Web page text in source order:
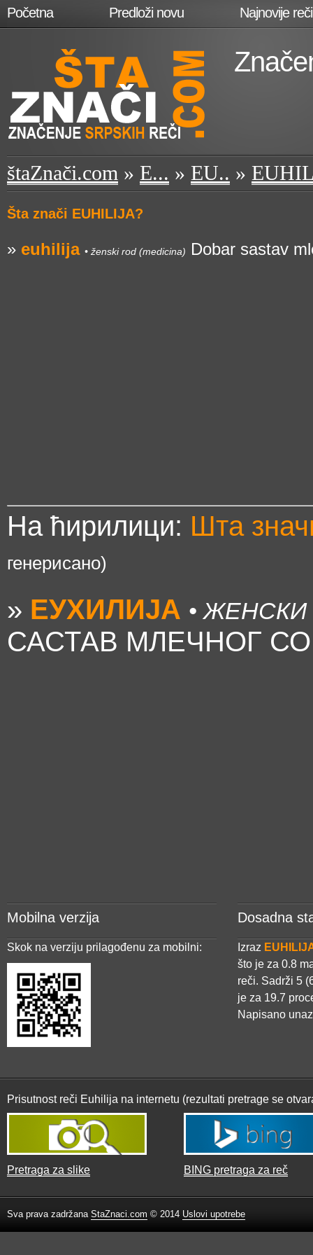
Početna Predloži novu Najnovije reči
štaZnači.com » E... » EU.. »
Šta znači EUHILIJA?
» euhilija • ženski rod (medicina) Dobar sastav
На ћирилици: Шта
генерисано)
» ЕУХИЛИЈА •
САСТАВ МЛЕЧНОГ
Mobilna verzija
Skok na verziju prilagođenu za mobilni:
Dosadna
Izraz
što je za 0.8
reči. Sadrži 5
je za 19.7
Napisano
Prisutnost reči Euhilija na internetu (rezultati pretrage se
Pretraga za slike BING pretraga za reč
Sva prava zadržana StaZnaci.com © 2014 Uslovi upotrebe